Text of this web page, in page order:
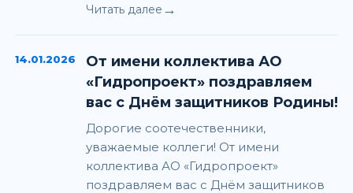
Читать далее →
14.01.2026
От имени коллектива АО
«Гидропроект» поздравляем
вас с Днём защитников Родины!
Дорогие соотечественники,
уважаемые коллеги! От имени
коллектива АО «Гидропроект»
поздравляем вас с Днём защитников